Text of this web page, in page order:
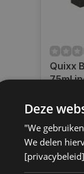
Quixx
75ml
Op
uur
gratis
BE)
Deze
"We
We delen